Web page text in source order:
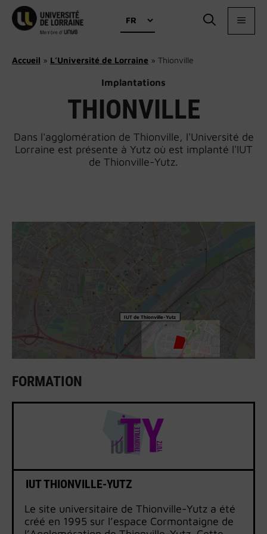
Aller
contenu
Choisir
une
Accueil » L’Université de Lorraine » Thionville
Implantations
THIONVILLE
Dans l'agglomération de Thionville, l'Université de
Lorraine est présente à Yutz où est implanté l'IUT
de Thionville-Yutz.
IUT de Thionville-Yutz
FORMATION
IUT THIONVILLE-YUTZ
Le site universitaire de Thionville-Yutz a été
créé en 1995 sur l’espace Cormontaigne de